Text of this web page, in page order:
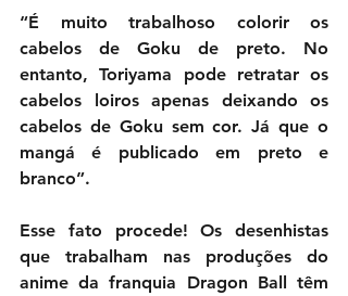
“É muito trabalhoso colorir os
cabelos de Goku de preto. No
entanto, Toriyama pode retratar os
cabelos loiros apenas deixando os
cabelos de Goku sem cor. Já que o
mangá é publicado em preto e
branco”.
Esse fato procede! Os desenhistas
que trabalham nas produções do
anime da franquia Dragon Ball têm